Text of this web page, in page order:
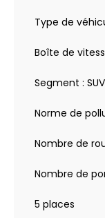
Type de
Boîte de
Segment :
Norme de
Nombre de
Nombre de
5 places